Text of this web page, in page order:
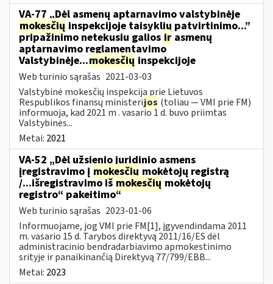
VA-77 „Dėl asmenų aptarnavimo valstybinėje
mokesčių inspekcijoje taisyklių patvirtinimo...”
pripažinimo netekusiu galios ir asmenų
aptarnavimo reglamentavimo
Valstybinėje...mokesčių inspekcijoje
Web turinio sąrašas 2021-03-03
Valstybinė mokesčių inspekcija prie Lietuvos
Respublikos finansų ministerijos (toliau — VMI prie FM)
informuoja, kad 2021 m . vasario 1 d. buvo priimtas
Valstybinės...
Metai: 2021
VA-52 „Dėl užsienio juridinio asmens
įregistravimo į mokesčių mokėtojų registrą
/...išregistravimo išmokesčių mokėtojų
registro“ pakeitimo“
Web turinio sąrašas 2023-01-06
Informuojame, jog VMI prie FM[1], įgyvendindama 2011
m. vasario 15 d. Tarybos direktyvą 2011/16/ES dėl
administracinio bendradarbiavimo apmokestinimo
srityje ir panaikinančią Direktyvą 77/799/EBB...
Metai: 2023